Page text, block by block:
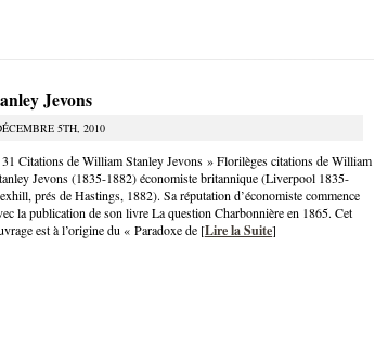
Jevons
5TH, 2010
Citations de William Stanley Jevons » Florilèges citations de William
Jevons (1835-1882) économiste britannique (Liverpool 1835-
prés de Hastings, 1882). Sa réputation d’économiste commence
la publication de son livre La question Charbonnière en 1865. Cet
est à l’origine du « Paradoxe de [Lire la Suite]